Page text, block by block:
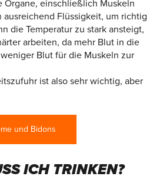
Organe, einschließlich Muskeln
ausreichend Flüssigkeit, um richtig
die Temperatur zu stark ansteigt,
arbeiten, da mehr Blut in die
Blut für die Muskeln zur
ist also sehr wichtig, aber
und Bidons
ICH TRINKEN?